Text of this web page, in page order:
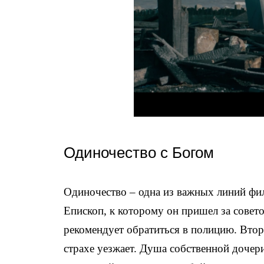
Одиночество с Богом
Одиночество – одна из важных линий
Епископ, к которому он пришел за
рекомендует обратиться в полицию.
страхе уезжает. Душа собственной